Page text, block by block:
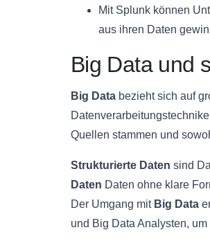
Mit Splunk können
aus ihren Daten
Big Data und
Big Data bezieht sich auf
Quellen stammen und
Strukturierte Daten sind
Daten Daten ohne klare
Der Umgang mit Big Data
und Big Data Analysten,